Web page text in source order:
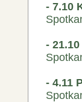
- 7.10
-
- 4.11